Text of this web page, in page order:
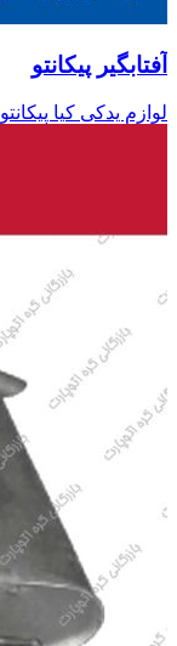
آفتابگیر پیکانتو
لوازم یدکی کیا پیکانتو